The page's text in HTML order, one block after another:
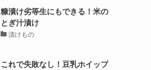
糠漬け劣等生にもできる！米の
とぎ汁漬け
漬けもの
これで失敗なし！豆乳ホイップ